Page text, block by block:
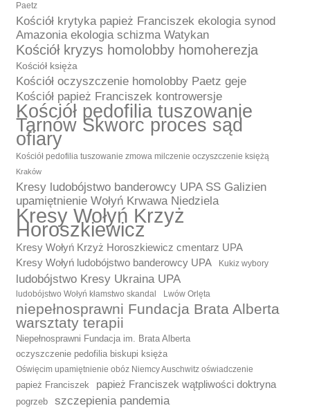
Paetz
Kościół krytyka papież Franciszek ekologia synod
Amazonia ekologia schizma Watykan
Kościół kryzys homolobby homoherezja
Kościół księża
Kościół oczyszczenie homolobby Paetz geje
Kościół papież Franciszek kontrowersje
Kościół pedofilia tuszowanie
Tarnów Skworc proces sąd
ofiary
Kościół pedofilia tuszowanie zmowa milczenie oczyszczenie księżą
Kraków
Kresy ludobójstwo banderowcy UPA SS Galizien
upamiętnienie Wołyń Krwawa Niedziela
Kresy Wołyń Krzyż
Horoszkiewicz
Kresy Wołyń Krzyż Horoszkiewicz cmentarz UPA
Kresy Wołyń ludobójstwo banderowcy UPA
Kukiz wybory
ludobójstwo Kresy Ukraina UPA
ludobójstwo Wołyń kłamstwo skandal Lwów Orlęta
niepełnosprawni Fundacja Brata Alberta
warsztaty terapii
Niepełnosprawni Fundacja im. Brata Alberta
oczyszczenie pedofilia biskupi księża
Oświęcim upamiętnienie obóz Niemcy Auschwitz oświadczenie
papież Franciszek papież Franciszek wątpliwości doktryna
pogrzeb szczepienia pandemia